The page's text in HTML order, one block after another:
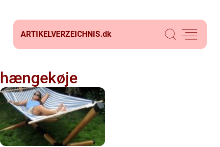
ARTIKELVERZEICHNIS.dk
hængekøje